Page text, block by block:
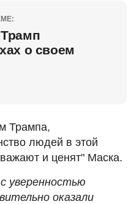
о своем
Трампа,
людей в этой
и ценят" Маска.
уверенностью
оказали